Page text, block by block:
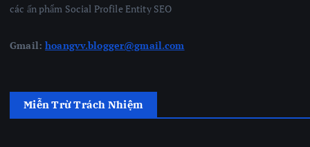
các ấn phẩm Social Profile Entity SEO
Gmail:hoangvv.blogger@gmail.com
Miễn Trừ Trách Nhiệm